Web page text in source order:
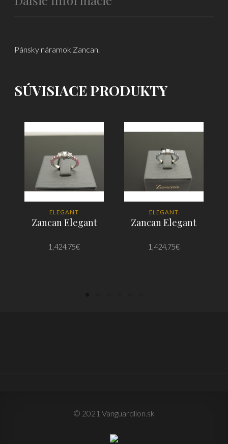
Pánsky náramok Zancan.
SÚVISIACE PRODUKTY
ELEGANT
Zancan Elegant
1,424.75€
ELEGANT
Zancan Elegant
1,424.75€
© 2021 Vanguardlion.sk